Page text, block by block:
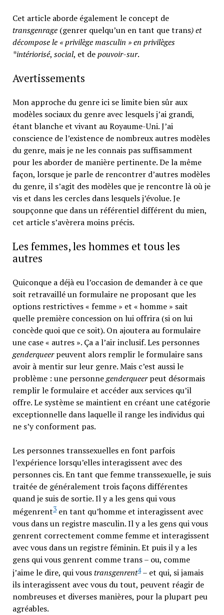
Cet article aborde également le concept de
transgenrage(genrer quelqu’un en tant que trans) et
décompose le « privilège masculin » en privilèges
*intériorisé, social, et depouvoir-sur.
Avertissements
Mon approche du genre ici se limite bien sûr aux
modèles sociaux du genre avec lesquels j’ai grandi,
étant blanche et vivant au Royaume-Uni. J’ai
conscience de l’existence de nombreux autres modèles
du genre, mais je ne les connais pas suffisamment
pour les aborder de manière pertinente. De la même
façon, lorsque je parle de rencontrer d’autres modèles
du genre, il s’agit des modèles que je rencontre là où je
vis et dans les cercles dans lesquels j’évolue. Je
soupçonne que dans un référentiel différent du mien,
cet article s’avèrera moins précis.
Les femmes, les hommes et tous les
autres
Quiconque a déjà eu l’occasion de demander à ce que
soit retravaillé un formulaire ne proposant que les
options restrictives « femme » et « homme » sait
quelle première concession on lui offrira (si on lui
concède quoi que ce soit). On ajoutera au formulaire
une case « autres ». Ça a l’air inclusif. Les personnes
genderqueerpeuvent alors remplir le formulaire sans
avoir à mentir sur leur genre. Mais c’est aussi le
problème : une personnegenderqueerpeut désormais
remplir le formulaire et accéder aux services qu’il
offre. Le système se maintient en créant une catégorie
exceptionnelle dans laquelle il range les individus qui
ne s’y conforment pas.
Les personnes transsexuelles en font parfois
l’expérience lorsqu’elles interagissent avec des
personnes cis. En tant que femme transsexuelle, je suis
traitée de généralement trois façons différentes
quand je suis de sortie. Il y a les gens qui vous
mégenrent3en tant qu’homme et interagissent avec
vous dans un registre masculin. Il y a les gens qui vous
genrent correctement comme femme et interagissent
avec vous dans un registre féminin. Et puis il y a les
gens qui vous genrent comme trans – ou, comme
j’aime le dire, qui voustransgenrent4– et qui, si jamais
ils interagissent avec vous du tout, peuvent réagir de
nombreuses et diverses manières, pour la plupart peu
agréables.